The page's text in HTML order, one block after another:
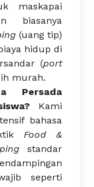
maskapai
biasanya
(uang tip)
hidup di
(port
murah.
Persada
Kami
bahasa
Food &
standar
seperti